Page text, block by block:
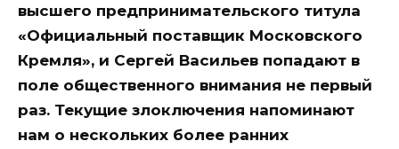
высшего предпринимательского титула
«Официальный поставщик Московского
Кремля», и Сергей Васильев попадают в
поле общественного внимания не первый
раз. Текущие злоключения напоминают
нам о нескольких более ранних